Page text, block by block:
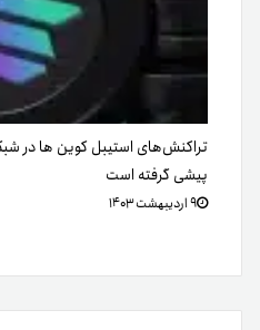
تراکنش‌های استیبل کوین ها در
پیشی گرفته است
۹ اردیبهشت ۱۴۰۳